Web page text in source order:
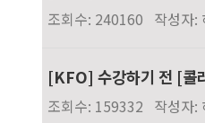
조회수: 240160 작성자:
[KFO] 수강하기 전 [콜
조회수: 159332 작성자: